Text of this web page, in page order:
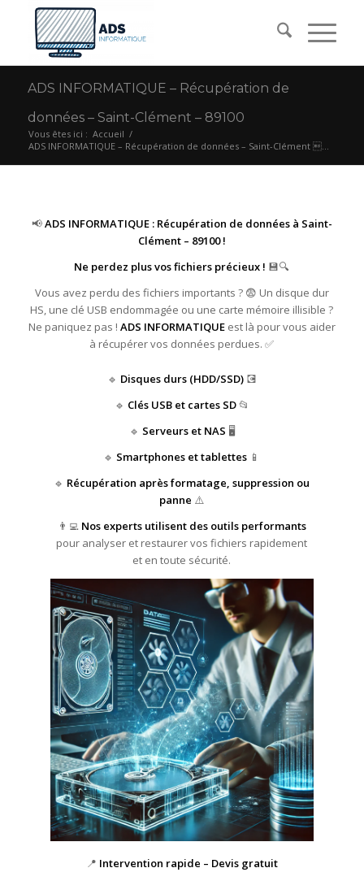
ADS INFORMATIQUE – Récupération de
données – Saint-Clément – 89100
Vous êtes ici : Accueil /
ADS INFORMATIQUE – Récupération de données – Saint-Clément ...
📢ADS INFORMATIQUE : Récupération de données à Saint-
Clément – 89100 !
Ne perdez plus vos fichiers précieux ! 💾🔍
Vous avez perdu des fichiers importants ? 😨 Un disque dur
HS, une clé USB endommagée ou une carte mémoire illisible ?
Ne paniquez pas ! ADS INFORMATIQUEest là pour vous aider
à récupérer vos données perdues. ✅
🔹 Disques durs (HDD/SSD)💽
🔹 Clés USB et cartes SD📂
🔹 Serveurs et NAS 🖥️
🔹 Smartphones et tablettes 📱
🔹 Récupération après formatage, suppression ou
panne ⚠️
👨‍💻 Nos experts utilisent des outils performants
pour analyser et restaurer vos fichiers rapidement
et en toute sécurité.
📍 Intervention rapide – Devis gratuit